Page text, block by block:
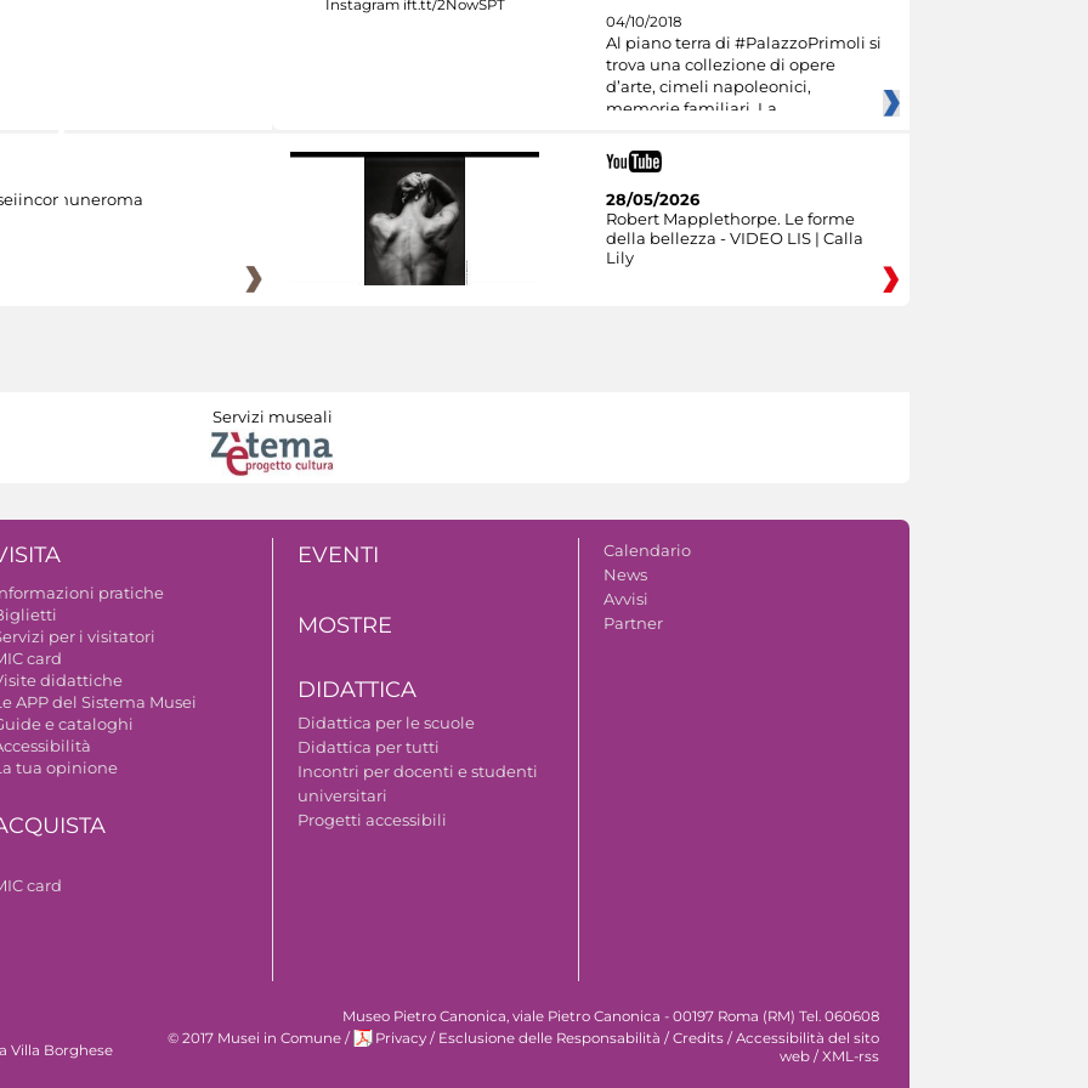
04/10/2018
Al piano terra di #PalazzoPrimoli si
trova una collezione di opere
d’arte, cimeli napoleonici,
memorie familiari. La
28/05/2026
Robert Mapplethorpe. Le forme
della bellezza - VIDEO LIS | Calla
Lily
Servizi museali
pratiche
per i visitatori
card
didattiche
APP del Sistema Musei
e cataloghi
tua opinione
card
EVENTI
MOSTRE
DIDATTICA
Didattica per le scuole
Didattica per tutti
Incontri per docenti e studenti
universitari
Progetti accessibili
Calendario
News
Avvisi
Partner
Villa Borghese
Museo Pietro Canonica, viale Pietro Canonica - 00197 Roma (RM) Tel. 060608
© 2017 Musei in Comune / Privacy / Esclusione delle Responsabilità / Credits / Accessibilità del sito
web / XML-rss